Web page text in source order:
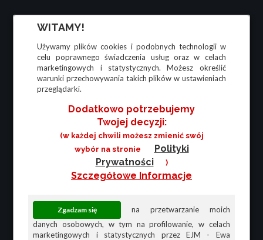
WITAMY!
Używamy plików cookies i podobnych technologii w
celu poprawnego świadczenia usług oraz w celach
marketingowych i statystycznych. Możesz określić
warunki przechowywania takich plików w ustawieniach
przeglądarki.
Dodatkowo potrzebujemy
Twojej decyzji:
(w każdej chwili możesz zmienić swój
wybór na stronie
Polityki
Prywatności
)
Szczegółowe Informacje
na przetwarzanie moich
danych osobowych, w tym na profilowanie, w celach
marketingowych i statystycznych przez EJM - Ewa